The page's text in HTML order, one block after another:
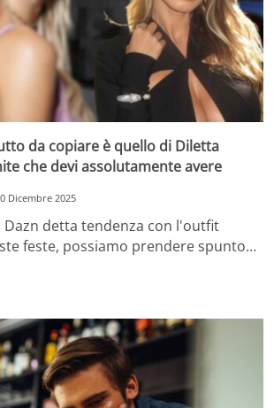
da copiare è quello di Diletta
che devi assolutamente avere
Dicembre 2025
detta tendenza con l'outfit
feste, possiamo prendere spunto…